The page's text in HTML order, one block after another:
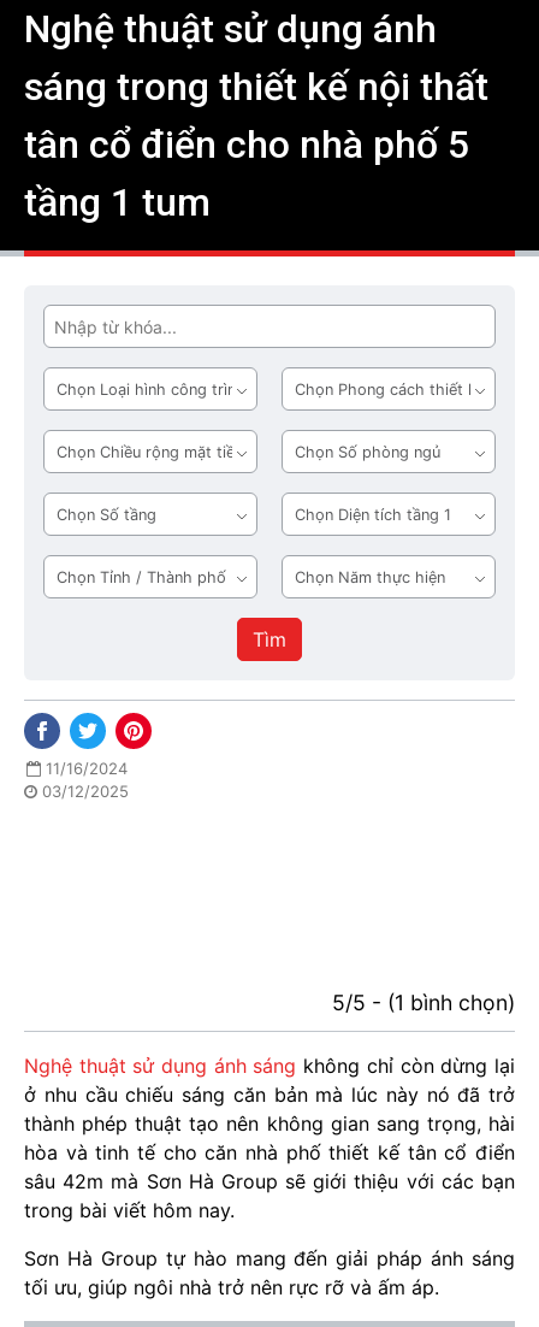
Nghệ thuật sử dụng ánh
sáng trong thiết kế nội thất
tân cổ điển cho nhà phố 5
tầng 1 tum
Tìm
Loại
hình
công
trình
Phong
cách
thiết
kế
Chiều
rộng
mặt
tiền
Số
phòng
ngủ
Số
tầng
Diện
tích
tầng
1
Tỉnh
/
Năm
thực
hiện
Tìm
11/16/2024
03/12/2025
5/5 - (1 bình chọn)
Nghệ thuật sử dụng ánh sáng không chỉ còn dừng lại
ở nhu cầu chiếu sáng căn bản mà lúc này nó đã trở
thành phép thuật tạo nên không gian sang trọng, hài
hòa và tinh tế cho căn nhà phố thiết kế tân cổ điển
sâu 42m mà Sơn Hà Group sẽ giới thiệu với các bạn
trong bài viết hôm nay.
Sơn Hà Group tự hào mang đến giải pháp ánh sáng
tối ưu, giúp ngôi nhà trở nên rực rỡ và ấm áp.